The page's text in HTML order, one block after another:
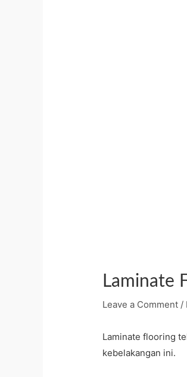
Laminate
Leave a Comment /
Laminate flooring
kebelakangan ini.